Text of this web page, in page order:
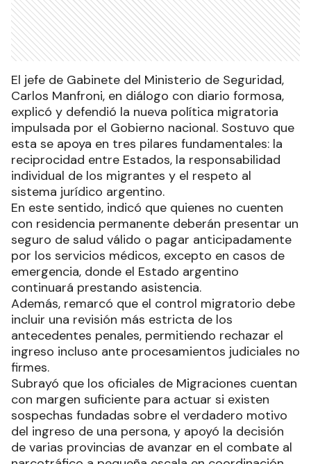
El jefe de Gabinete del Ministerio de Seguridad,
Carlos Manfroni, en diálogo con diario formosa,
explicó y defendió la nueva política migratoria
impulsada por el Gobierno nacional. Sostuvo que
esta se apoya en tres pilares fundamentales: la
reciprocidad entre Estados, la responsabilidad
individual de los migrantes y el respeto al
sistema jurídico argentino.
En este sentido, indicó que quienes no cuenten
con residencia permanente deberán presentar un
seguro de salud válido o pagar anticipadamente
por los servicios médicos, excepto en casos de
emergencia, donde el Estado argentino
continuará prestando asistencia.
Además, remarcó que el control migratorio debe
incluir una revisión más estricta de los
antecedentes penales, permitiendo rechazar el
ingreso incluso ante procesamientos judiciales no
firmes.
Subrayó que los oficiales de Migraciones cuentan
con margen suficiente para actuar si existen
sospechas fundadas sobre el verdadero motivo
del ingreso de una persona, y apoyó la decisión
de varias provincias de avanzar en el combate al